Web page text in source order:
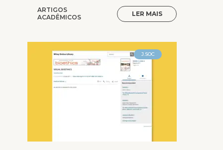
ARTIGOS
ACADÊMICOS
LER MAIS
J.SOC